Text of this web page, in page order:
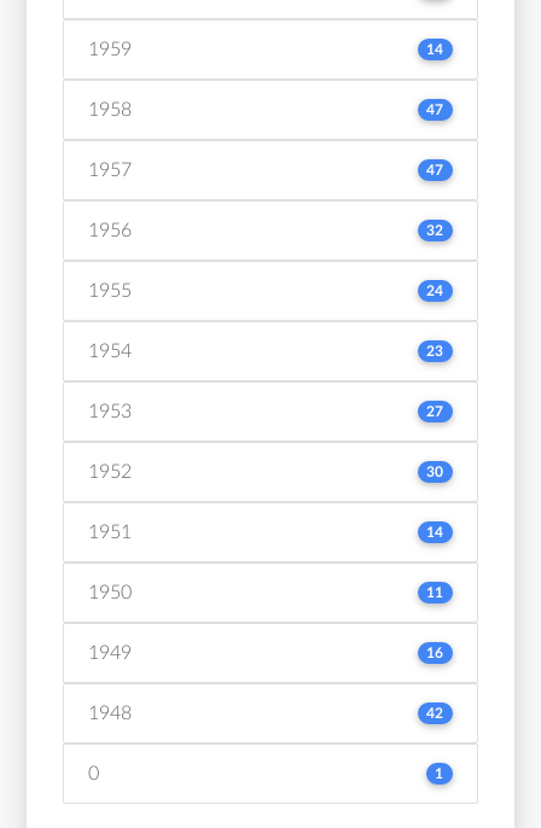
1959 14
1958 47
1957 47
1956 32
1955 24
1954 23
1953 27
1952 30
1951 14
1950 11
1949 16
1948 42
0 1